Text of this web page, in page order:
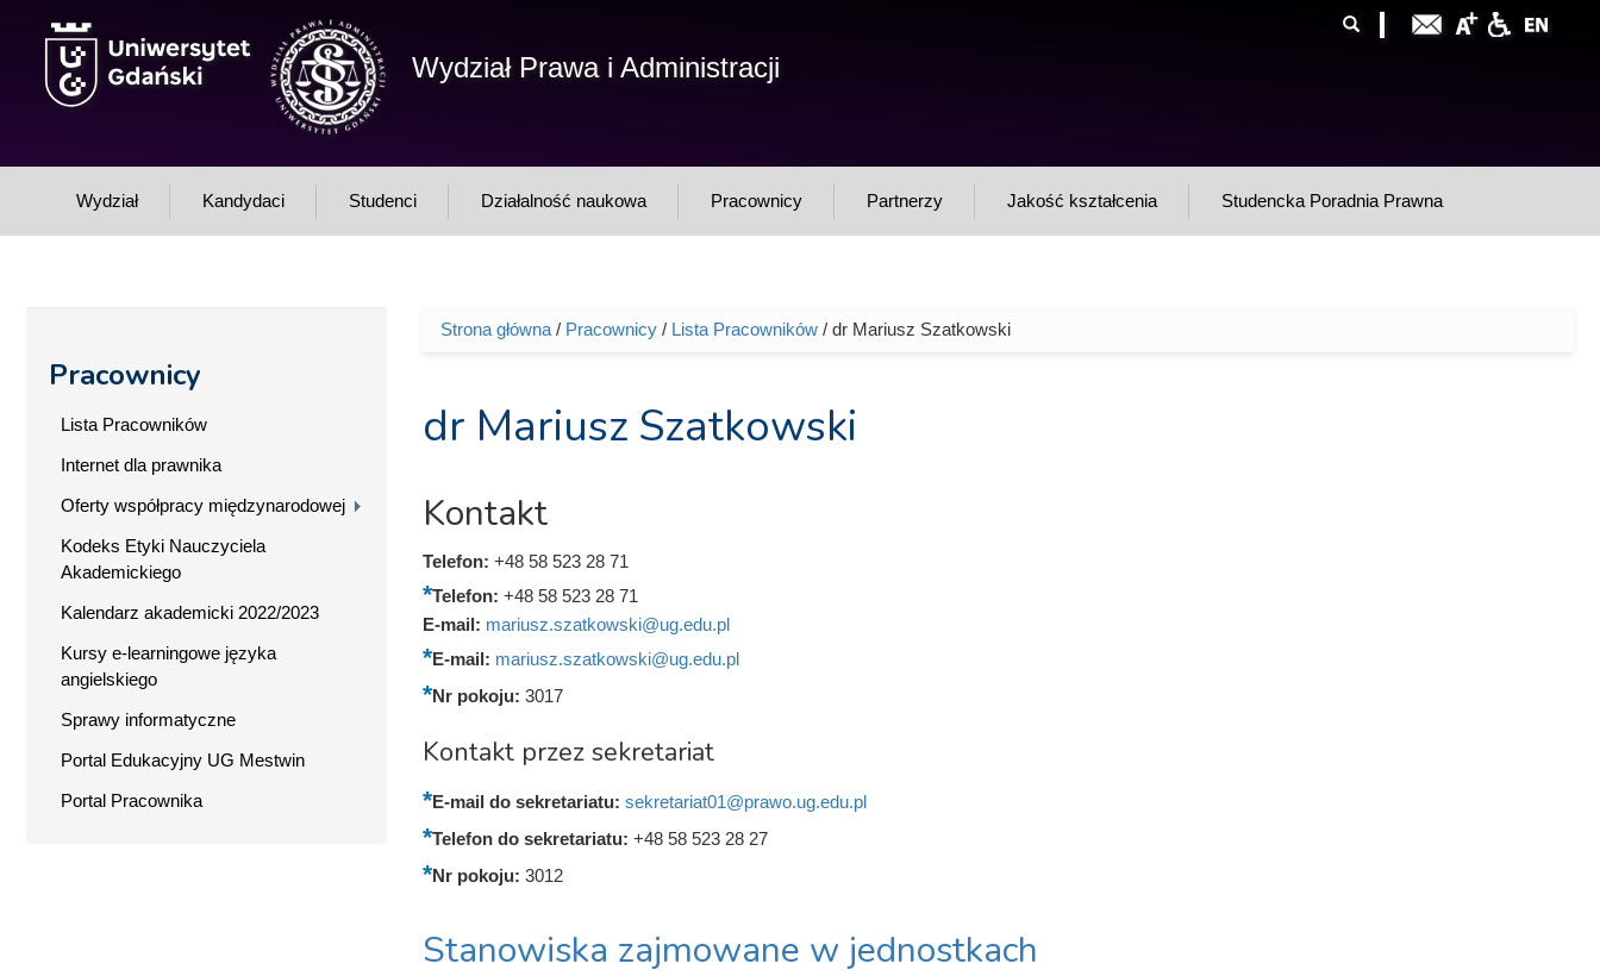
Wydział Prawa i Administracji
Wydział Kandydaci Studenci Działalność naukowa Pracownicy Partnerzy Jakość kształcenia Studencka Poradnia Prawna
Pracownicy
Lista Pracowników
Internet dla prawnika
Oferty współpracy międzynarodowej
Kodeks Etyki Nauczyciela
Akademickiego
Kalendarz akademicki 2022/2023
Kursy e-learningowe języka
angielskiego
Sprawy informatyczne
Portal Edukacyjny UG Mestwin
Portal Pracownika
Jesteś tutaj
Strona główna/ Pracownicy/ Lista Pracowników/ dr Mariusz Szatkowski
dr Mariusz Szatkowski
Kontakt
Telefon: +48 58 523 28 71
Telefon: +48 58 523 28 71
E-mail: mariusz.szatkowski@ug.edu.pl
E-mail: mariusz.szatkowski@ug.edu.pl
Nr pokoju: 3017
Kontakt przez sekretariat
E-mail do sekretariatu: sekretariat01@prawo.ug.edu.pl
Telefon do sekretariatu: +48 58 523 28 27
Nr pokoju: 3012
Stanowiska zajmowane w jednostkach